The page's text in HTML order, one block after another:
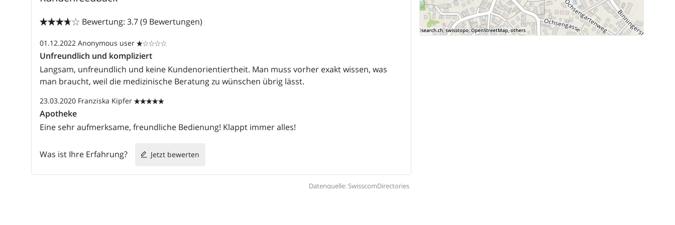

 Bewertung: 3.7 (9 Bewertungen)
01.12.2022 Anonymous user 

Unfreundlich und kompliziert
Langsam, unfreundlich und keine Kundenorientiertheit. Man muss vorher exakt wissen, was
man braucht, weil die medizinische Beratung zu wünschen übrig lässt.
23.03.2020 Franziska Kipfer 

Apotheke
Eine sehr aufmerksame, freundliche Bedienung! Klappt immer alles!
Was ist Ihre Erfahrung? Jetzt bewerten
Datenquelle: SwisscomDirectories